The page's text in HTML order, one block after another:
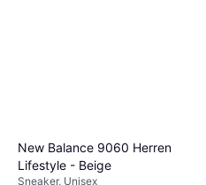
New Balance 9060 Herren
Lifestyle - Beige
Sneaker, Unisex